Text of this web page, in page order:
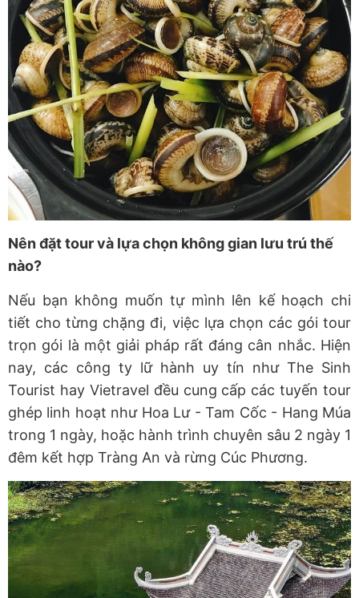
Nên đặt tour và lựa chọn không gian lưu trú thế
nào?
Nếu bạn không muốn tự mình lên kế hoạch chi
tiết cho từng chặng đi, việc lựa chọn các gói tour
trọn gói là một giải pháp rất đáng cân nhắc. Hiện
nay, các công ty lữ hành uy tín như The Sinh
Tourist hay Vietravel đều cung cấp các tuyến tour
ghép linh hoạt như Hoa Lư - Tam Cốc - Hang Múa
trong 1 ngày, hoặc hành trình chuyên sâu 2 ngày 1
đêm kết hợp Tràng An và rừng Cúc Phương.